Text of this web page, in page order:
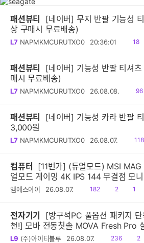
패션뷰티
[네이버] 무지 반팔 기능성
상 구매시 무료배송)
L7 NAPMKMCURUTXO0 20:36:01
읽
18
패션뷰티
[네이버] 기능성 반팔 티셔
매시 무료배송)
L7 NAPMKMCURUTXO0 26.08.08.
읽
96
패션뷰티
[네이버] 기능성 카라 반팔
3,000원
L7 NAPMKMCURUTXO0 26.08.07.
읽
118
컴퓨터
[11번가] (듀얼모드) MSI
얼모드 게이밍 4K IPS 144 무결점 모
엠에스아이 26.08.07.
읽
182
공
2
댓1
전자기기
[방구석PC 풀옵션 패키지
천!] 모바 전동칫솔 MOVA Fresh Pro
수 10단계 진동 음파 전동칫솔
L9 (주)아이티블루 26.08.07.
읽
236
공
2